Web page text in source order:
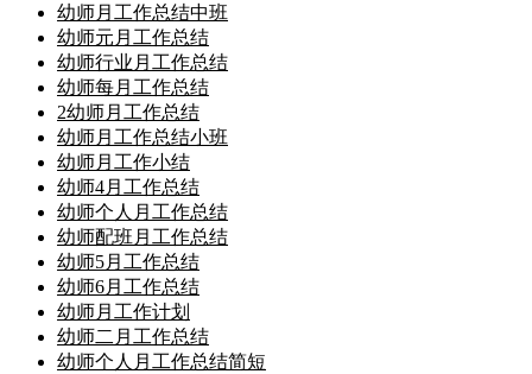
幼师月工作总结中班
幼师元月工作总结
幼师行业月工作总结
幼师每月工作总结
2幼师月工作总结
幼师月工作总结小班
幼师月工作小结
幼师4月工作总结
幼师个人月工作总结
幼师配班月工作总结
幼师5月工作总结
幼师6月工作总结
幼师月工作计划
幼师二月工作总结
幼师个人月工作总结简短